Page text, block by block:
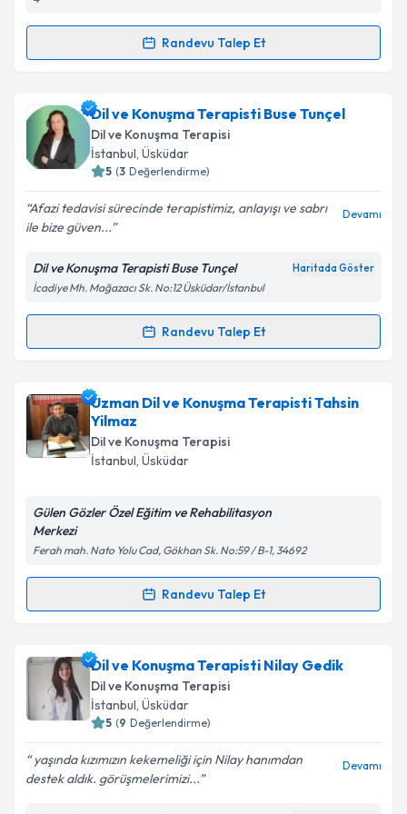
Kişisel verilerimin işlenmesine ilişkin
Metni'ni okudum ve kişisel verilerimin belirtilen
Takvim Talebini Gönder
Randevu Talep Et
Randevu Takvimi Talebi
Dil ve Konuşma Terapisti Nergis Türkoziçin
randevu takvimi talebi oluşturun. Size bu uzmandan
randevu almanız için bir takvim hazırlandığında e-
posta ile bilgilendireceğiz.
E-posta Adresiniz
Kişisel verilerimin işlenmesine ilişkin
Metni'ni okudum ve kişisel verilerimin belirtilen
kapsamda işlenmesini kabul ediyorum.
Dil ve Konuşma Terapisti Buse Tunçel
Dil ve Konuşma Terapisi
İstanbul, Üsküdar
5 (3 Değerlendirme)
Afazi tedavisi sürecinde terapistimiz, anlayışı ve sabrı
ile bize güven...
Devamı
Dil ve Konuşma Terapisti Buse Tunçel Haritada Göster
İcadiye Mh. Mağazacı Sk. No:12 Üsküdar/İstanbul
Randevu Talep Et
Randevu Takvimi Talebi
Dil ve Konuşma Terapisti Buse Tunçeliçin randevu
takvimi talebi oluşturun. Size bu uzmandan randevu
almanız için bir takvim hazırlandığında e-posta ile
bilgilendireceğiz.
Kişisel verilerimin işlenmesine ilişkinAydınlatma
'ni okudum ve kişisel verilerimin belirtilen
Takvim Talebini Gönder
Uzman Dil ve Konuşma Terapisti Tahsin
Yilmaz
Dil ve Konuşma Terapisi
İstanbul, Üsküdar
Gülen Gözler Özel Eğitim ve Rehabilitasyon
Merkezi
Ferah mah. Nato Yolu Cad, Gökhan Sk. No:59 / B-1, 34692
Randevu Talep Et
Randevu Takvimi Talebi
Uzman Dil ve Konuşma Terapisti Tahsin Yilmaz
için randevu takvimi talebi oluşturun. Size bu
uzmandan randevu almanız için bir takvim
hazırlandığında e-posta ile bilgilendireceğiz.
E-posta Adresiniz
Dil ve Konuşma Terapisti Nilay Gedik
Dil ve Konuşma Terapisi
İstanbul, Üsküdar
5 (9 Değerlendirme)
yaşında kızımızın kekemeliği için Nilay hanımdan
destek aldık. görüşmelerimizi...
Devamı